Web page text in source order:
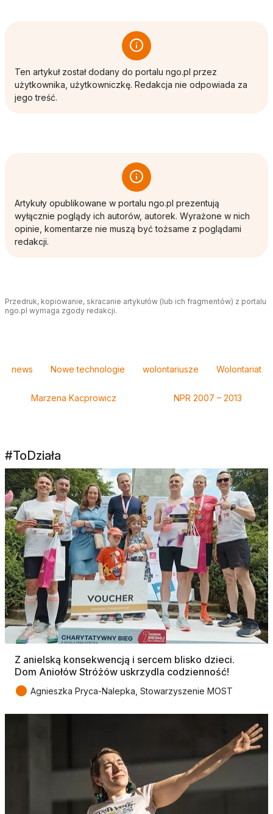
Ten artykuł został dodany do portalu ngo.pl przez
użytkownika, użytkowniczkę. Redakcja nie odpowiada za
jego treść.
Artykuły opublikowane w portalu ngo.pl prezentują
wyłącznie poglądy ich autorów, autorek. Wyrażone w nich
opinie, komentarze nie muszą być tożsame z poglądami
redakcji.
Przedruk, kopiowanie, skracanie artykułów (lub ich fragmentów) z portalu
ngo.pl wymaga zgody redakcji.
news Nowe technologie wolontariusze Wolontariat
Marzena Kacprowicz NPR 2007 – 2013
#ToDziała
Z anielską konsekwencją i sercem blisko dzieci.
Dom Aniołów Stróżów uskrzydla codzienność!
● Agnieszka Pryca-Nalepka, Stowarzyszenie MOST